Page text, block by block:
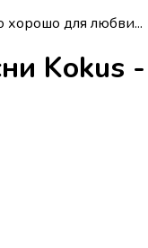
хорошо для любви...